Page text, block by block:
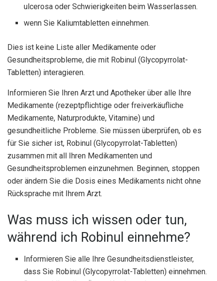
ulcerosa oder Schwierigkeiten beim Wasserlassen.
wenn Sie Kaliumtabletten einnehmen.
Dies ist keine Liste aller Medikamente oder
Gesundheitsprobleme, die mit Robinul (Glycopyrrolat-
Tabletten) interagieren.
Informieren Sie Ihren Arzt und Apotheker über alle Ihre
Medikamente (rezeptpflichtige oder freiverkäufliche
Medikamente, Naturprodukte, Vitamine) und
gesundheitliche Probleme. Sie müssen überprüfen, ob es
für Sie sicher ist, Robinul (Glycopyrrolat-Tabletten)
zusammen mit all Ihren Medikamenten und
Gesundheitsproblemen einzunehmen. Beginnen, stoppen
oder ändern Sie die Dosis eines Medikaments nicht ohne
Rücksprache mit Ihrem Arzt.
Was muss ich wissen oder tun,
während ich Robinul einnehme?
Informieren Sie alle Ihre Gesundheitsdienstleister,
dass Sie Robinul (Glycopyrrolat-Tabletten) einnehmen.